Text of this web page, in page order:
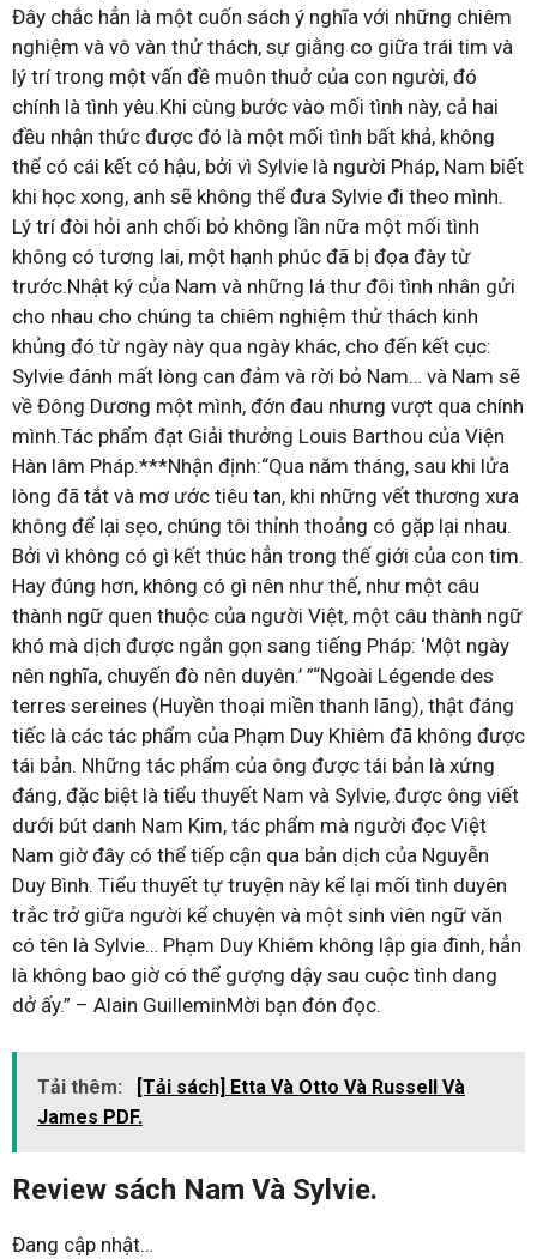
Đây chắc hẳn là một cuốn sách ý nghĩa với những chiêm
nghiệm và vô vàn thử thách, sự giằng co giữa trái tim và
lý trí trong một vấn đề muôn thuở của con người, đó
chính là tình yêu.Khi cùng bước vào mối tình này, cả hai
đều nhận thức được đó là một mối tình bất khả, không
thể có cái kết có hậu, bởi vì Sylvie là người Pháp, Nam biết
khi học xong, anh sẽ không thể đưa Sylvie đi theo mình.
Lý trí đòi hỏi anh chối bỏ không lần nữa một mối tình
không có tương lai, một hạnh phúc đã bị đọa đày từ
trước.Nhật ký của Nam và những lá thư đôi tình nhân gửi
cho nhau cho chúng ta chiêm nghiệm thử thách kinh
khủng đó từ ngày này qua ngày khác, cho đến kết cục:
Sylvie đánh mất lòng can đảm và rời bỏ Nam… và Nam sẽ
về Đông Dương một mình, đớn đau nhưng vượt qua chính
mình.Tác phẩm đạt Giải thưởng Louis Barthou của Viện
Hàn lâm Pháp.***Nhận định:“Qua năm tháng, sau khi lửa
lòng đã tắt và mơ ước tiêu tan, khi những vết thương xưa
không để lại sẹo, chúng tôi thỉnh thoảng có gặp lại nhau.
Bởi vì không có gì kết thúc hẳn trong thế giới của con tim.
Hay đúng hơn, không có gì nên như thế, như một câu
thành ngữ quen thuộc của người Việt, một câu thành ngữ
khó mà dịch được ngắn gọn sang tiếng Pháp: ‘Một ngày
nên nghĩa, chuyến đò nên duyên.’ ”“Ngoài Légende des
terres sereines (Huyền thoại miền thanh lãng), thật đáng
tiếc là các tác phẩm của Phạm Duy Khiêm đã không được
tái bản. Những tác phẩm của ông được tái bản là xứng
đáng, đặc biệt là tiểu thuyết Nam và Sylvie, được ông viết
dưới bút danh Nam Kim, tác phẩm mà người đọc Việt
Nam giờ đây có thể tiếp cận qua bản dịch của Nguyễn
Duy Bình. Tiểu thuyết tự truyện này kể lại mối tình duyên
trắc trở giữa người kể chuyện và một sinh viên ngữ văn
có tên là Sylvie… Phạm Duy Khiêm không lập gia đình, hẳn
là không bao giờ có thể gượng dậy sau cuộc tình dang
dở ấy.” – Alain GuilleminMời bạn đón đọc.
Tải thêm:
[Tải sách] Etta Và Otto Và Russell Và
James PDF.
Review sách Nam Và Sylvie.
Đang cập nhật…